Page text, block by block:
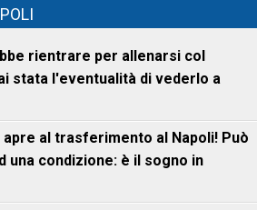
rientrare per allenarsi col
stata l'eventualità di vederlo a
apre al trasferimento al Napoli! Può
una condizione: è il sogno in